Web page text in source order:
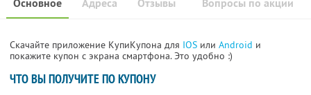
Основное Отзывы Вопросы по акции
Адреса
Скачайте приложение КупиКупона для IOS или Android и
покажите купон с экрана смартфона. Это удобно :)
ЧТО ВЫ ПОЛУЧИТЕ ПО КУПОНУ